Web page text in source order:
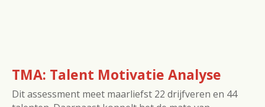
TMA: Talent Motivatie Analyse
Dit assessment meet maarliefst 22 drijfveren en 44